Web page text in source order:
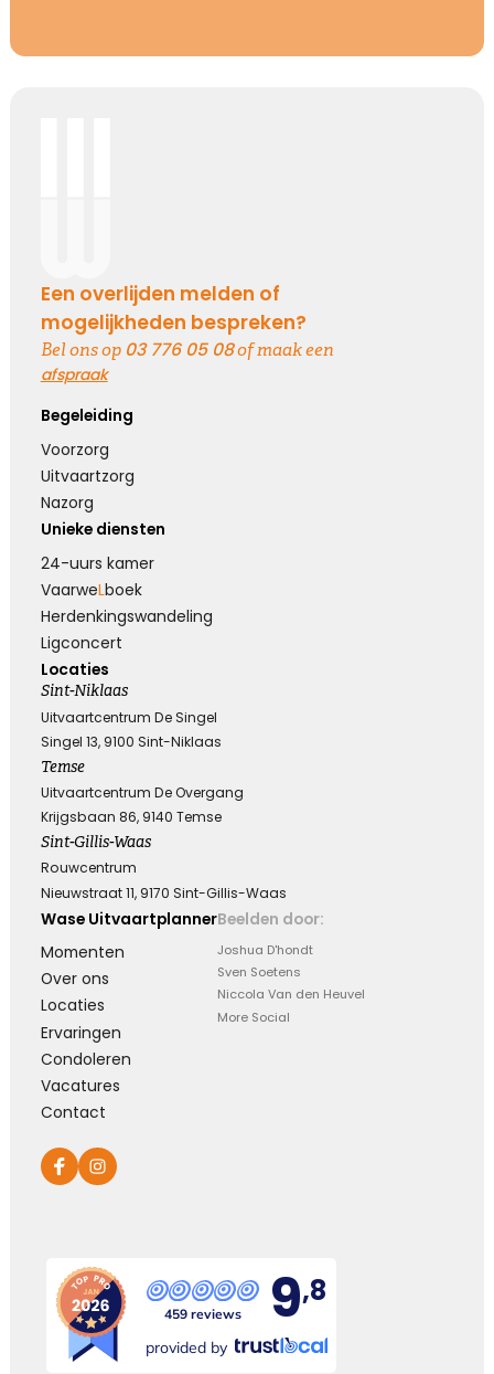
Een overlijden melden of
mogelijkheden bespreken?
Bel ons op 03 776 05 08of maak een
afspraak
Begeleiding
Voorzorg
Uitvaartzorg
Nazorg
Unieke diensten
24-uurs kamer
VaarweLboek
Herdenkings­wandeling
Ligconcert
Locaties
Sint-Niklaas
Uitvaartcentrum De Singel
Singel 13, 9100 Sint-Niklaas
Temse
Uitvaartcentrum De Overgang
Krijgsbaan 86, 9140 Temse
Sint-Gillis-Waas
Rouwcentrum
Nieuwstraat 11, 9170 Sint-Gillis-Waas
Wase Uitvaartplanner
Momenten
Over ons
Locaties
Ervaringen
Condoleren
Vacatures
Contact
Beelden door:
Joshua D'hondt
Sven Soetens
Niccola Van den Heuvel
More Social
459 reviews 9,8
provided by